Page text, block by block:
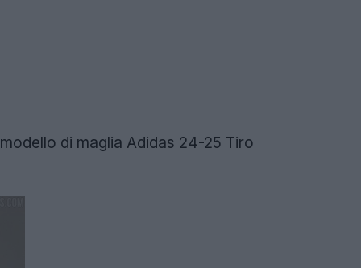
di maglia Adidas 24-25 Tiro